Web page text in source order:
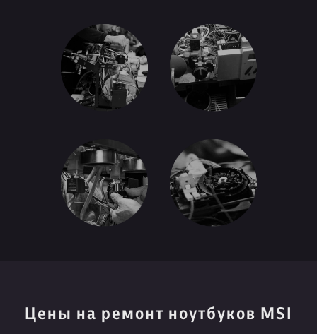
Цены на ремонт ноутбуков MSI